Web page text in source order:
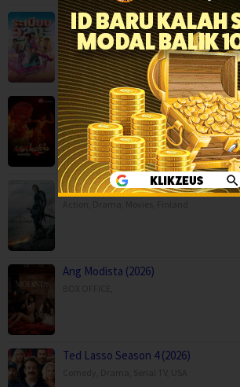
Mor Lam Rhythm (2026)
Comedy,Drama,Movies,Music,Thailand
Paithalattam (2026)
Crime,Movies,Thriller,
Son of Revenge – The Story of
Ang Modista (2026)
Ted Lasso Season 4 (2026)